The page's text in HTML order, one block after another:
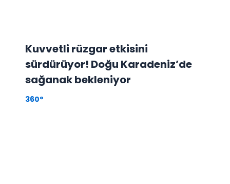
Kuvvetli rüzgar etkisini
sürdürüyor! Doğu Karadeniz’de
sağanak bekleniyor
360°